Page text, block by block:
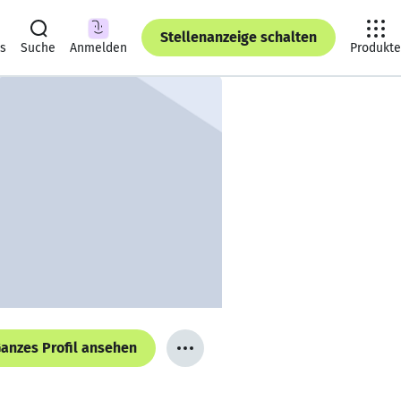
Suche Anmelden
Stellenanzeige schalten
Produkte
Profil ansehen